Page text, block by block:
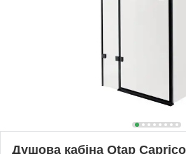
Душова кабіна Qtap